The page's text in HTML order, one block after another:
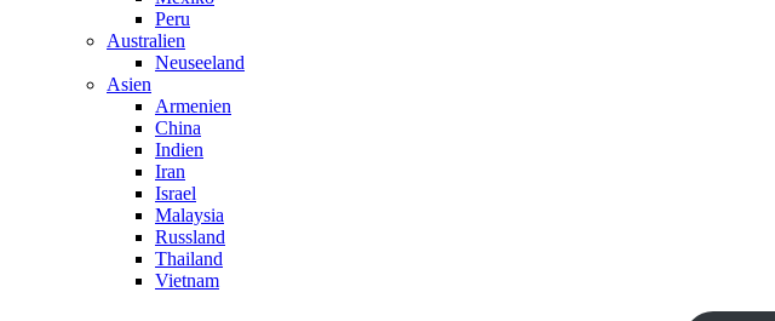
Peru
Australien
Neuseeland
Asien
Armenien
China
Indien
Iran
Israel
Malaysia
Russland
Thailand
Vietnam